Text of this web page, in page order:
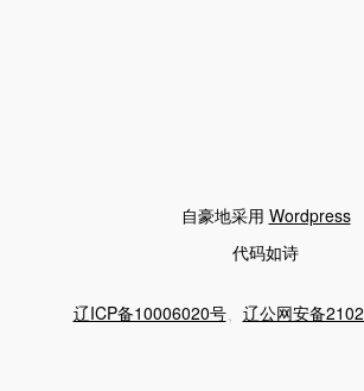
自豪地采用 Wordpress
代码如诗
辽ICP备10006020号、 辽公网安备